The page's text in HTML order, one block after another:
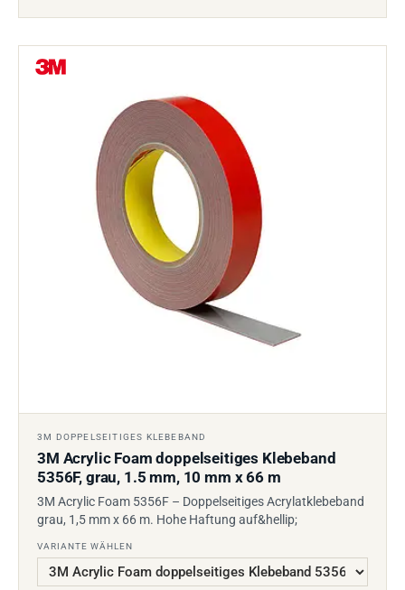
3M DOPPELSEITIGES KLEBEBAND
3M Acrylic Foam doppelseitiges Klebeband
5356F, grau, 1.5 mm, 10 mm x 66 m
3M Acrylic Foam 5356F – Doppelseitiges Acrylatklebeband
grau, 1,5 mm x 66 m. Hohe Haftung auf&hellip;
VARIANTE WÄHLEN